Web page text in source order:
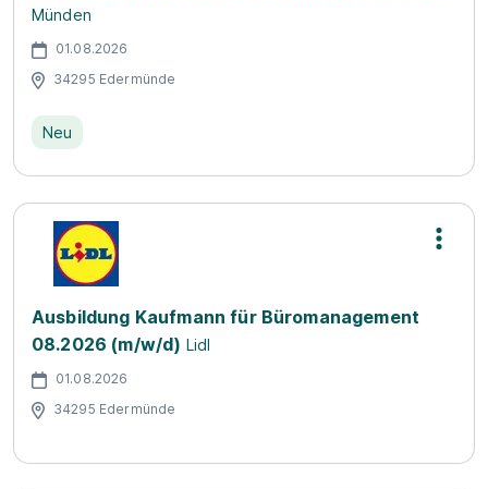
Münden
01.08.2026
34295 Edermünde
Neu
Ausbildung Kaufmann für Büromanagement
08.2026 (m/w/d) Lidl
01.08.2026
34295 Edermünde